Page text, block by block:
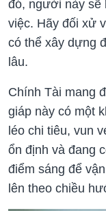
đó, người này sẽ
việc. Hãy đối xử
có thể xây dựng
lâu.
Chính Tài mang
giáp này có một
léo chi tiêu, vun
ổn định và đang
điểm sáng để
lên theo chiều